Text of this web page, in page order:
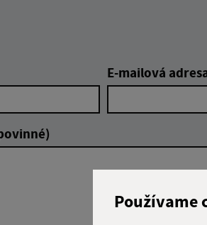
Používame
E-mailová